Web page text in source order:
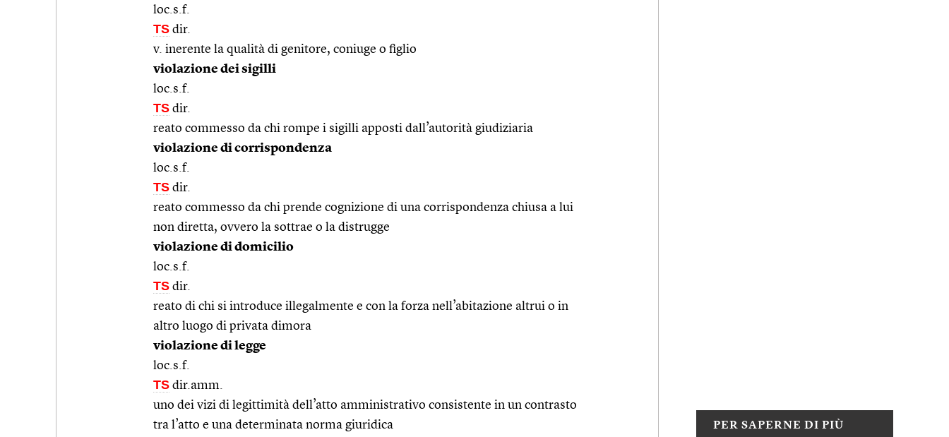
PER SAPERNE DI PIÙ
loc.s.f.
TS dir.
v. inerente la qualità di genitore, coniuge o figlio
violazione dei sigilli
loc.s.f.
TS dir.
reato commesso da chi rompe i sigilli apposti dall’autorità giudiziaria
violazione di corrispondenza
loc.s.f.
TS dir.
reato commesso da chi prende cognizione di una corrispondenza chiusa a lui
non diretta, ovvero la sottrae o la distrugge
violazione di domicilio
loc.s.f.
TS dir.
reato di chi si introduce illegalmente e con la forza nell’abitazione altrui o in
altro luogo di privata dimora
violazione di legge
loc.s.f.
TS dir.amm.
uno dei vizi di legittimità dell’atto amministrativo consistente in un contrasto
tra l’atto e una determinata norma giuridica